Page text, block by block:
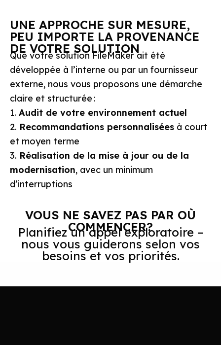
UNE APPROCHE SUR MESURE,
PEU IMPORTE LA PROVENANCE
DE VOTRE SOLUTION
Que votre solution FileMaker ait été
développée à l’interne ou par un fournisseur
externe, nous vous proposons une démarche
claire et structurée :
1. Audit de votre environnement actuel
2. Recommandations personnalisées à court
et moyen terme
3. Réalisation de la mise à jour ou de la
modernisation, avec un minimum
d’interruptions
VOUS NE SAVEZ PAS PAR OÙ
COMMENCER?
Planifiez un appel exploratoire –
nous vous guiderons selon vos
besoins et vos priorités.